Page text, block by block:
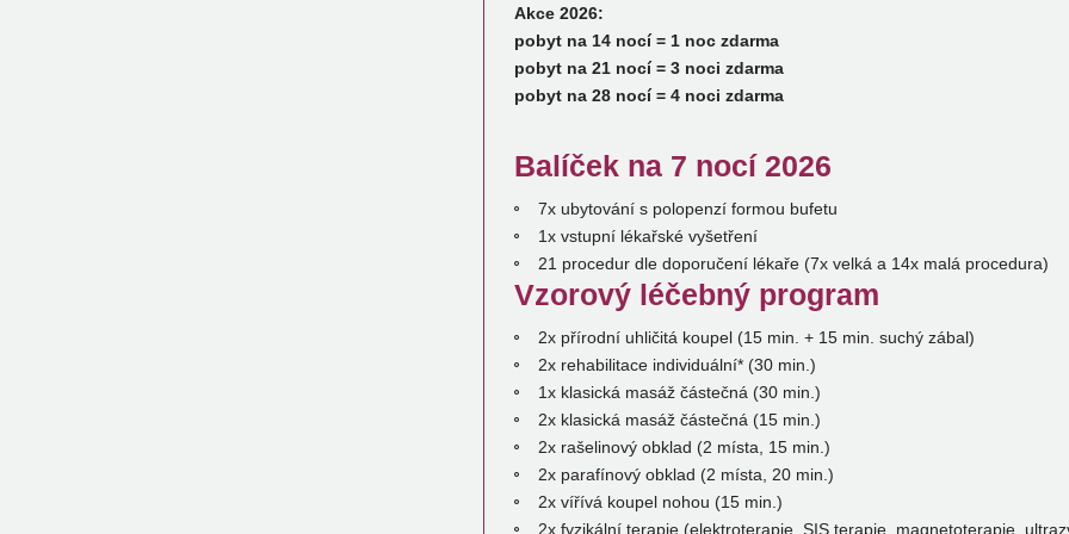
Akce 2026:
pobyt na 14 nocí = 1 noc zdarma
pobyt na 21 nocí = 3 noci zdarma
pobyt na 28 nocí = 4 noci zdarma
Balíček na 7 nocí 2026
7x ubytování s polopenzí formou bufetu
1x vstupní lékařské vyšetření
21 procedur dle doporučení lékaře (7x velká a 14x malá procedura)
Vzorový léčebný program
2x přírodní uhličitá koupel (15 min. + 15 min. suchý zábal)
2x rehabilitace individuální* (30 min.)
1x klasická masáž částečná (30 min.)
2x klasická masáž částečná (15 min.)
2x rašelinový obklad (2 místa, 15 min.)
2x parafínový obklad (2 místa, 20 min.)
2x vířívá koupel nohou (15 min.)
2x fyzikální terapie (elektroterapie, SIS terapie, magnetoterapie,